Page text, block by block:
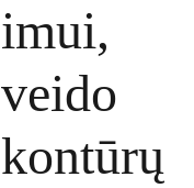
imui,
veido
kontūrų